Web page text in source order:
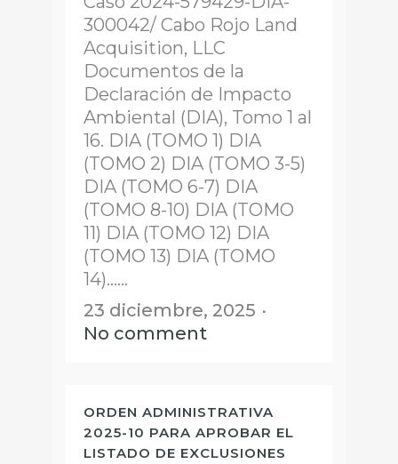
300042/ Cabo Rojo Land
Acquisition, LLC
Documentos de la
Declaración de Impacto
Ambiental (DIA), Tomo 1 al
16. DIA (TOMO 1) DIA
(TOMO 2) DIA (TOMO 3-5)
DIA (TOMO 6-7) DIA
(TOMO 8-10) DIA (TOMO
11) DIA (TOMO 12) DIA
(TOMO 13) DIA (TOMO
14)......
23 diciembre, 2025
No comment
ORDEN ADMINISTRATIVA
2025-10 PARA APROBAR EL
LISTADO DE EXCLUSIONES